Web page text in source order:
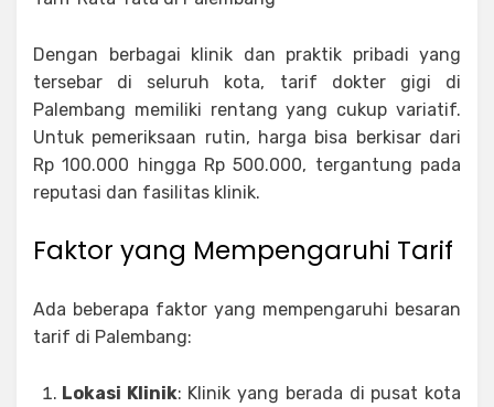
Dengan berbagai klinik dan praktik pribadi yang
tersebar di seluruh kota, tarif dokter gigi di
Palembang memiliki rentang yang cukup variatif.
Untuk pemeriksaan rutin, harga bisa berkisar dari
Rp 100.000 hingga Rp 500.000, tergantung pada
reputasi dan fasilitas klinik.
Faktor yang Mempengaruhi Tarif
Ada beberapa faktor yang mempengaruhi besaran
tarif di Palembang:
Lokasi Klinik: Klinik yang berada di pusat kota